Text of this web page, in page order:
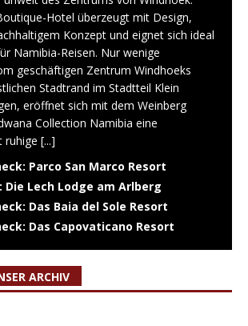
Hotel überzeugt mit Design,
Konzept und eignet sich ideal
Namibia-Reisen. Nur wenige
geschäftigen Zentrum Windhoeks
Stadtrand im Stadtteil Klein
eröffnet sich mit dem Weinberg
Collection Namibia eine
ruhige [...]
Parco San Marco Resort
Die Lech Lodge am Arlberg
Das Baia del Sole Resort
Das Capovaticano Resort
ARCHIV